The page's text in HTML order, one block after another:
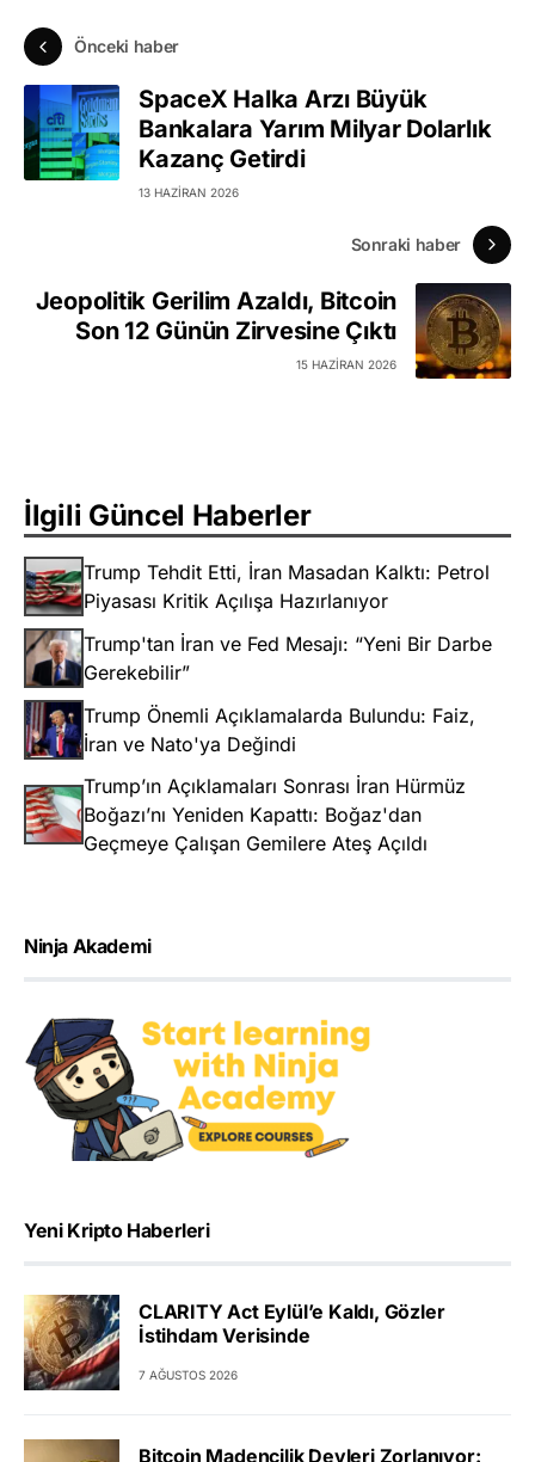
Önceki haber
SpaceX Halka Arzı Büyük
Bankalara Yarım Milyar Dolarlık
Kazanç Getirdi
13 HAZIRAN 2026
Sonraki haber
Jeopolitik Gerilim Azaldı, Bitcoin
Son 12 Günün Zirvesine Çıktı
15 HAZIRAN 2026
İlgili Güncel Haberler
Trump Tehdit Etti, İran Masadan Kalktı: Petrol
Piyasası Kritik Açılışa Hazırlanıyor
Trump'tan İran ve Fed Mesajı: “Yeni Bir Darbe
Gerekebilir”
Trump Önemli Açıklamalarda Bulundu: Faiz,
İran ve Nato'ya Değindi
Trump’ın Açıklamaları Sonrası İran Hürmüz
Boğazı’nı Yeniden Kapattı: Boğaz'dan
Geçmeye Çalışan Gemilere Ateş Açıldı
Ninja Akademi
Yeni Kripto Haberleri
CLARITY Act Eylül’e Kaldı, Gözler
İstihdam Verisinde
7 AĞUSTOS 2026
Bitcoin Madencilik Devleri Zorlanıyor: